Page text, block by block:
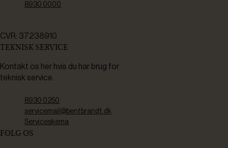
8930 0000
CVR: 37238910
TEKNISK SERVICE
Kontakt os her hvis du har brug for
teknisk service.
8930 0250
servicemail@bentbrandt.dk
Serviceskema
FØLG OS